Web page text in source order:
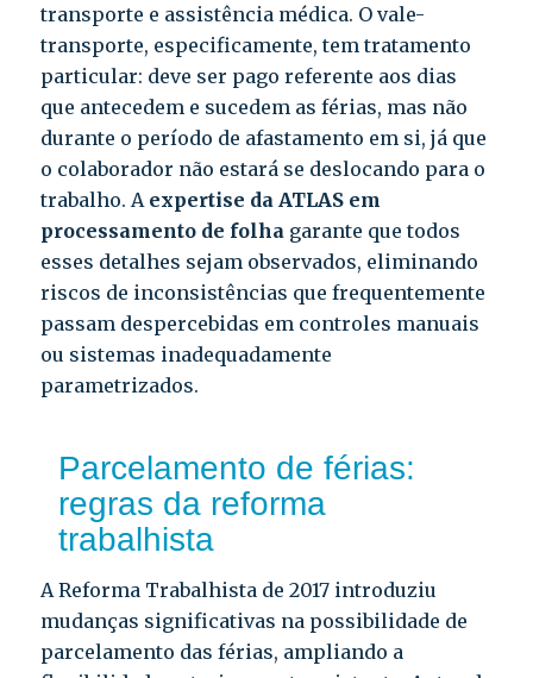
transporte e assistência médica. O vale-
transporte, especificamente, tem tratamento
particular: deve ser pago referente aos dias
que antecedem e sucedem as férias, mas não
durante o período de afastamento em si, já que
o colaborador não estará se deslocando para o
trabalho. A expertise da ATLAS em
processamento de folhagarante que todos
esses detalhes sejam observados, eliminando
riscos de inconsistências que frequentemente
passam despercebidas em controles manuais
ou sistemas inadequadamente
parametrizados.
Parcelamento de férias:
regras da reforma
trabalhista
A Reforma Trabalhista de 2017 introduziu
mudanças significativas na possibilidade de
parcelamento das férias, ampliando a